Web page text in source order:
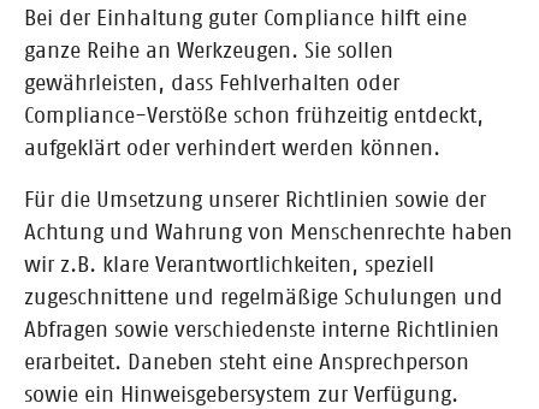
Bei der Einhaltung guter Compliance hilft eine
ganze Reihe an Werkzeugen. Sie sollen
gewährleisten, dass Fehlverhalten oder
Compliance-Verstöße schon frühzeitig entdeckt,
aufgeklärt oder verhindert werden können.
Für die Umsetzung unserer Richtlinien sowie der
Achtung und Wahrung von Menschenrechte haben
wir z.B. klare Verantwortlichkeiten, speziell
zugeschnittene und regelmäßige Schulungen und
Abfragen sowie verschiedenste interne Richtlinien
erarbeitet. Daneben steht eine Ansprechperson
sowie ein Hinweisgebersystem zur Verfügung.